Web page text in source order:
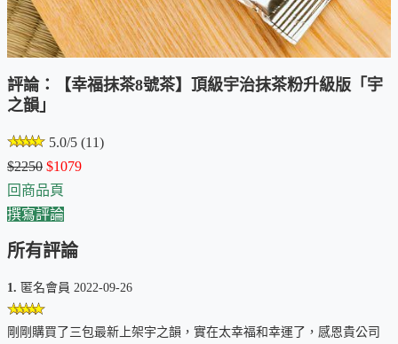
評論：【幸福抹茶8號茶】頂級宇治抹茶粉升級版「宇
之韻」
5.0/5 (11)
$2250 $1079
回商品頁
撰寫評論
所有評論
1. 匿名會員 2022-09-26
剛剛購買了三包最新上架宇之韻，實在太幸福和幸運了，感恩貴公司